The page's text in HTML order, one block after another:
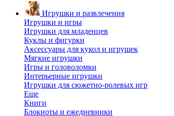
Игрушки и развлечения
Игрушки и игры
Игрушки для младенцев
Куклы и фигурки
Аксессуары для кукол и игрушек
Мягкие игрушки
Игры и головоломки
Интерьерные игрушки
Игрушки для сюжетно-ролевых игр
Еще
Книги
Блокноты и ежедневники